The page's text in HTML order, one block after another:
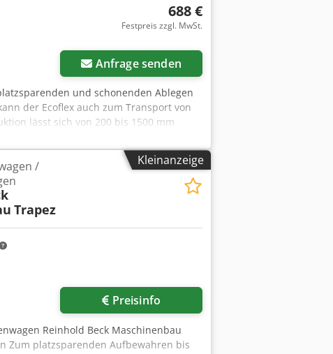
688 €
Festpreis zzgl. MwSt.
Anfrage senden
und schonenden Ablegen
der Ecoflex auch zum Transport von
lässt sich von 200 bis 1500 mm
je Seite, kann der Wagen Gewichte bis
Auflagerohre lassen sich
werden. Bei Nichtgebrauch lässt sich
mm Tiefe: 870 - 1180 mm Chsdpfx
Zwischenmaß der Rohre: 70 mm
Kleinanzeige
/
Trapez
Preisinfo
Reinhold Beck Maschinenbau
Zum platzsparenden Aufbewahren bis